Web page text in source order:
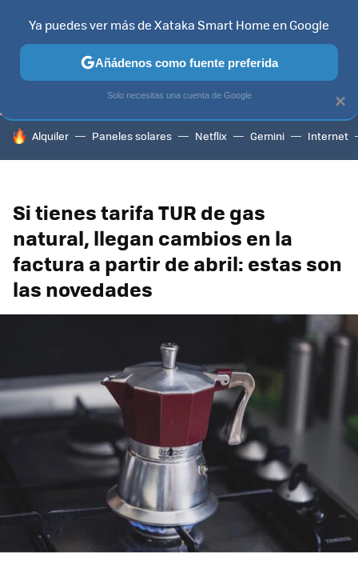
TELEVISORES CONTENIDOS SMART TV SELECCIÓN
HOY SE HABLA DE
Alquiler Paneles solares Netflix Gemini Internet
Si tienes tarifa TUR de gas
natural, llegan cambios en la
factura a partir de abril: estas son
las novedades
×
Ya puedes ver más de Xataka Smart Home en Google
Añádenos como fuente preferida
Solo necesitas una cuenta de Google